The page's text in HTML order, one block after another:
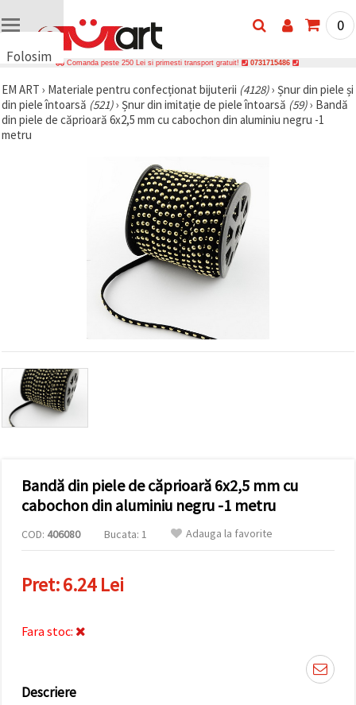
Folosim
uri
🍪 Folosim
cookie-uri
și
afișa
conținut și
reclame
mai
relevante,
inclusiv cu
ajutorul
marketing.
Puteți fi de
acord să
toate
cookie -
clic pe
"acceptati
indicați
cookie -uri
0
Comanda peste 250 Lei si primesti transport gratuit! 0731715486
EM ART › Materiale pentru confecționat bijuterii (4128)› Șnur din piele și
din piele întoarsă (521)› Șnur din imitație de piele întoarsă (59)› Bandă
din piele de căprioară 6x2,5 mm cu cabochon din aluminiu negru -1
metru
Bandă din piele de căprioară 6x2,5 mm cu
cabochon din aluminiu negru -1 metru
COD: 406080 Bucata: 1 Adauga la favorite
Pret:6.24 Lei
Fara stoc:
Descriere